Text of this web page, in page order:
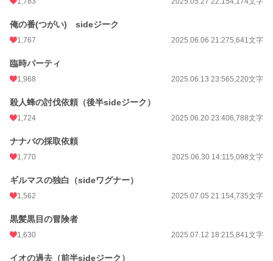
俺の番(つがい) sideジーク
1,767 2025.06.06 21:275,641文字
臨時パーティ
1,968 2025.06.13 23:565,220文字
殺人蜂の討伐依頼（後半sideジーク）
1,724 2025.06.20 23:406,788文字
ナナバの採取依頼
1,770 2025.06.30 14:115,098文字
ギルマスの独白（sideワグナー）
1,562 2025.07.05 21:154,735文字
黒髪黒目の冒険者
1,630 2025.07.12 18:215,841文字
イオの過去（前半sideジーク）